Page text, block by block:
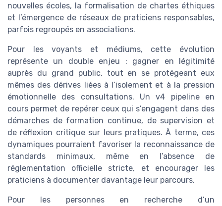
nouvelles écoles, la formalisation de chartes éthiques
et l’émergence de réseaux de praticiens responsables,
parfois regroupés en associations.
Pour les voyants et médiums, cette évolution
représente un double enjeu : gagner en légitimité
auprès du grand public, tout en se protégeant eux
mêmes des dérives liées à l’isolement et à la pression
émotionnelle des consultations. Un v4 pipeline en
cours permet de repérer ceux qui s’engagent dans des
démarches de formation continue, de supervision et
de réflexion critique sur leurs pratiques. À terme, ces
dynamiques pourraient favoriser la reconnaissance de
standards minimaux, même en l’absence de
réglementation officielle stricte, et encourager les
praticiens à documenter davantage leur parcours.
Pour les personnes en recherche d’un